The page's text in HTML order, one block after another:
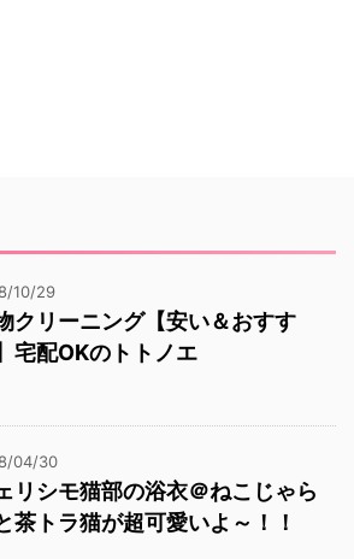
10/29
クリーニング【安い＆おすす
宅配OKのトトノエ
04/30
リシモ猫部の浴衣＠ねこじゃら
茶トラ猫が超可愛いよ～！！